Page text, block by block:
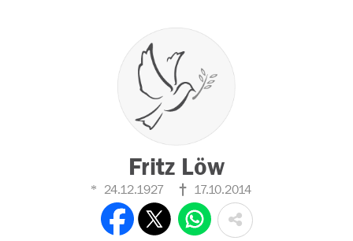
Fritz Löw
24.12.1927 17.10.2014